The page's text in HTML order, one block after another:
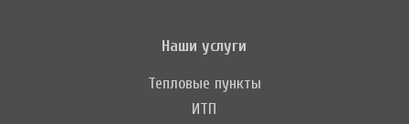
Наши услуги
Тепловые пункты
ИТП